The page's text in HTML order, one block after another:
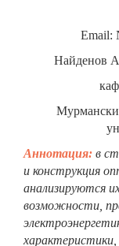
Email:
Найденов
Аннотация: в
и конструкция
анализируются
возможности,